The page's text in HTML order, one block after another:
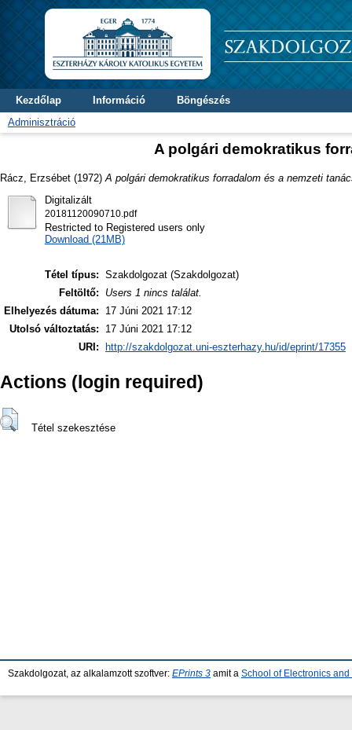
Kezdőlap Információ
Böngészés
Adminisztráció
A polgári demokratikus
Rácz, Erzsébet (1972) A polgári demokratikus forradalom és a nemzeti
Digitalizált
20181120090710.pdf
Restricted to Registered users only
Download (21MB)
Tétel típus: Szakdolgozat (Szakdolgozat)
Feltöltő:
Users 1 nincs találat.
Elhelyezés dátuma:
17 Júni 2021 17:12
Utolsó változtatás:
17 Júni 2021 17:12
URI:
http://szakdolgozat.uni-eszterhazy.hu/id/eprint/17355
Actions (login required)
Tétel szekesztése
Szakdolgozat, az alkalamzott szoftver: EPrints 3 amit a School of Electronics